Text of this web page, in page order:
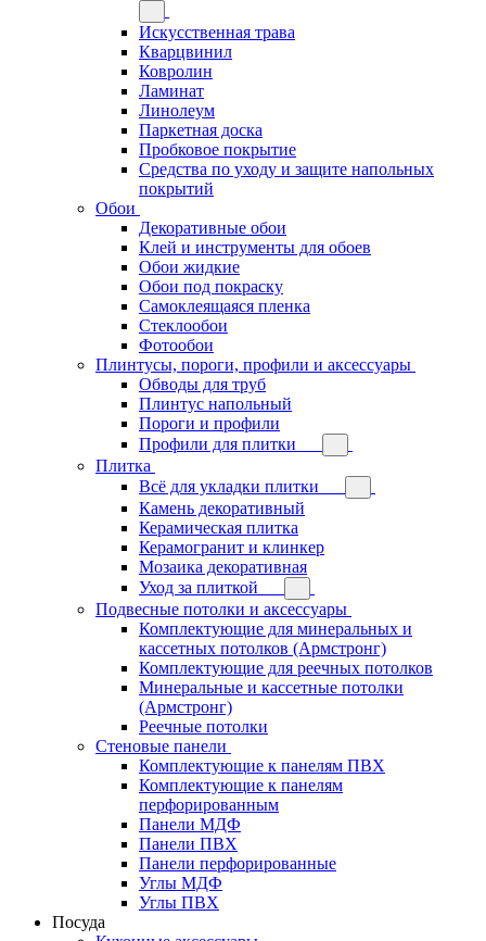
Искусственная трава
Кварцвинил
Ковролин
Ламинат
Линолеум
Паркетная доска
Пробковое покрытие
Средства по уходу и защите напольных
покрытий
Обои
Декоративные обои
Клей и инструменты для обоев
Обои жидкие
Обои под покраску
Самоклеящаяся пленка
Стеклообои
Фотообои
Плинтусы, пороги, профили и аксессуары
Обводы для труб
Плинтус напольный
Пороги и профили
Профили для плитки
Плитка
Всё для укладки плитки
Камень декоративный
Керамическая плитка
Керамогранит и клинкер
Мозаика декоративная
Уход за плиткой
Подвесные потолки и аксессуары
Комплектующие для минеральных и
кассетных потолков (Армстронг)
Комплектующие для реечных потолков
Минеральные и кассетные потолки
(Армстронг)
Реечные потолки
Стеновые панели
Комплектующие к панелям ПВХ
Комплектующие к панелям
перфорированным
Панели МДФ
Панели ПВХ
Панели перфорированные
Углы МДФ
Углы ПВХ
Посуда